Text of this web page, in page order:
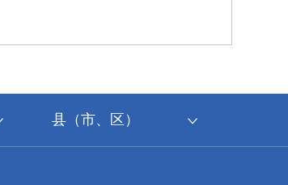
县（市、区）